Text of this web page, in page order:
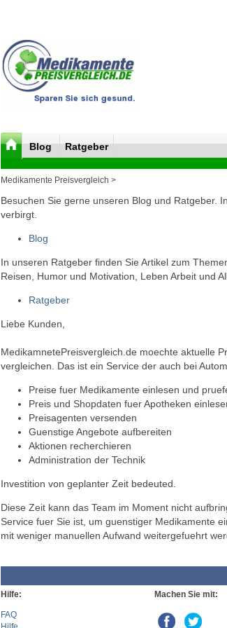
Blog Ratgeber
Medikamente Preisvergleich >
Besuchen Sie gerne unseren Blog und Ratgeber.
verbirgt.
Blog
In unseren Ratgeber finden Sie Artikel zum
Reisen, Humor und Motivation, Leben Arbeit und
Ratgeber
Liebe Kunden,
MedikamnetePreisvergleich.de moechte aktuelle
vergleichen. Das ist ein Service der auch bei
Preise fuer Medikamente einlesen und
Preis und Shopdaten fuer Apotheken
Preisagenten versenden
Guenstige Angebote aufbereiten
Aktionen recherchieren
Administration der Technik
Investition von geplanter Zeit bedeuted.
Diese Zeit kann das Team im Moment nicht
Service fuer Sie ist, um guenstiger Medikamente
mit weniger manuellen Aufwand weitergefuehrt
Hilfe:
FAQ
Machen Sie mit: